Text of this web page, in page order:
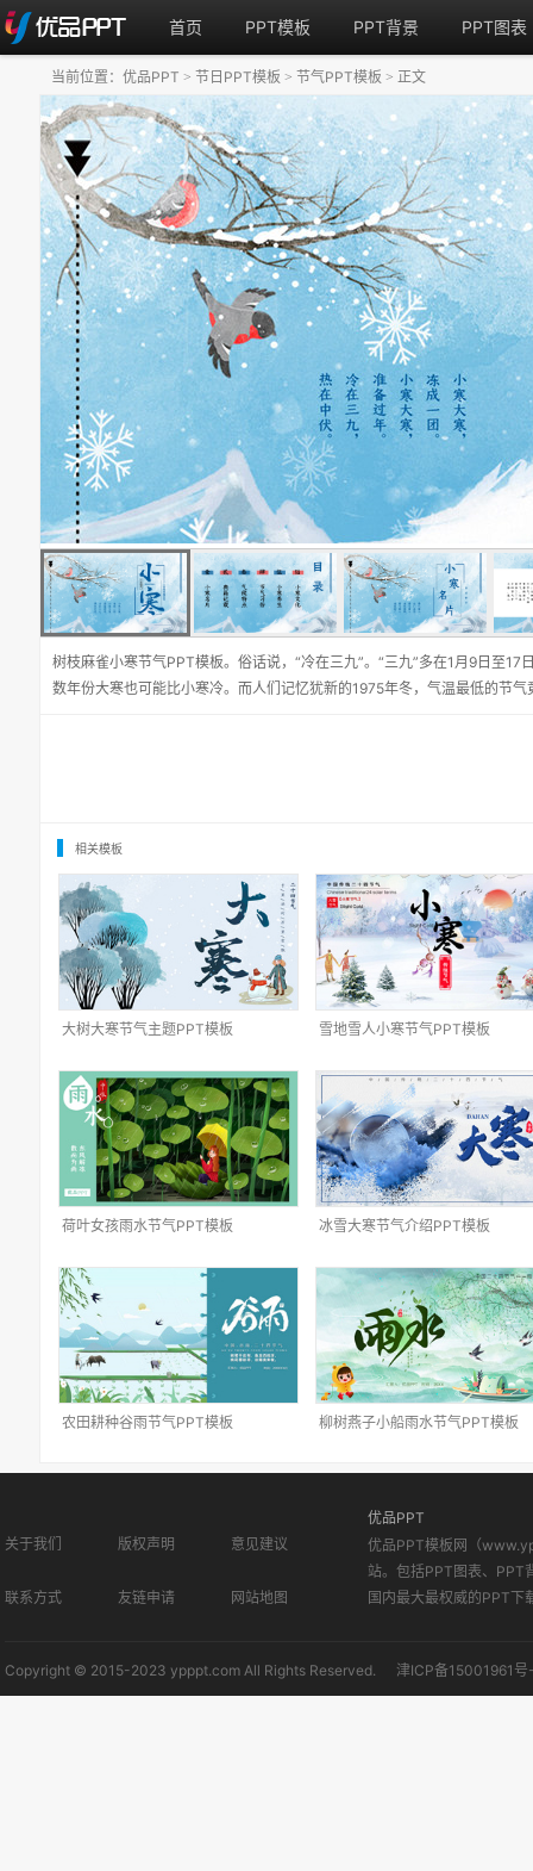
首页 PPT模板 PPT背景 PPT图表
树枝麻雀小寒节气PPT模板。俗话说，“冷在三九”。“三九”多在1月9日至
数年份大寒也可能比小寒冷。而人们记忆犹新的1975年冬，气温最低的节气
当前位置： 优品PPT > 节日PPT模板 > 节气PPT模板 > 正文
相关模板
大树大寒节气主题PPT模板 雪地雪人小寒节气PPT模板
荷叶女孩雨水节气PPT模板 冰雪大寒节气介绍PPT模板
农田耕种谷雨节气PPT模板 柳树燕子小船雨水节气PPT模板
关于我们 版权声明 意见建议
联系方式 友链申请 网站地图
优品PPT
优品PPT模板网（
站。包括PPT图表、PPT
国内最大最权威的PPT下
Copyright © 2015-2023 ypppt.com All Rights Reserved. 津ICP备15001961号